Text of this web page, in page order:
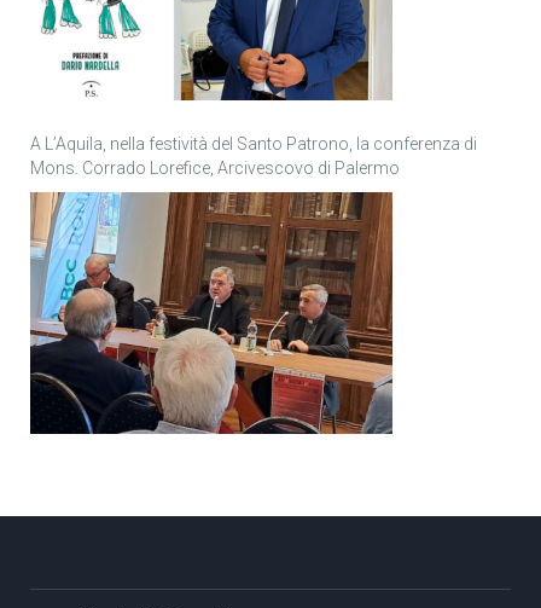
A L’Aquila, nella festività del Santo Patrono, la conferenza di
Mons. Corrado Lorefice, Arcivescovo di Palermo